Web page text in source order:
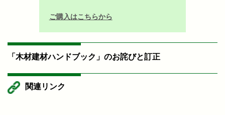
ご購入はこちらから
「木材建材ハンドブック」のお詫びと訂正
関連リンク